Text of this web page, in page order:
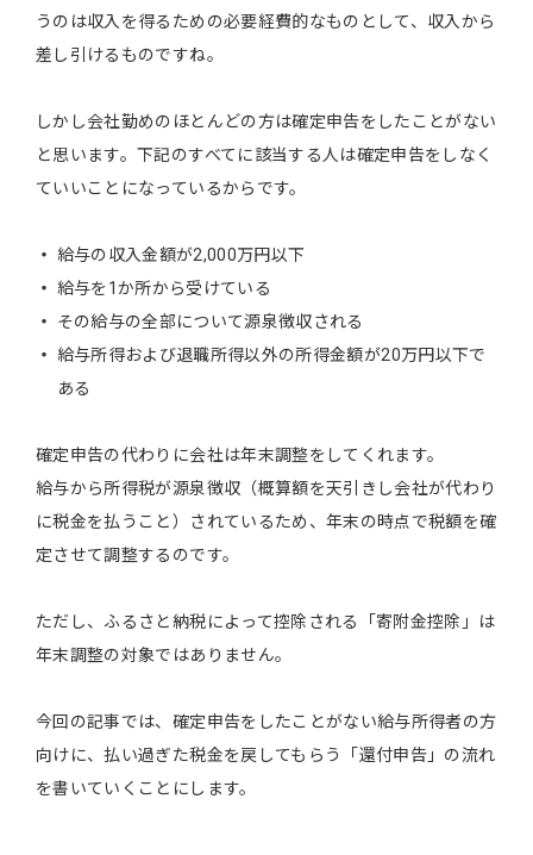
うのは収入を得るための必要経費的なものとして、収入から
差し引けるものですね。
しかし会社勤めのほとんどの方は確定申告をしたことがない
と思います。下記のすべてに該当する人は確定申告をしなく
ていいことになっているからです。
給与の収入金額が2,000万円以下
給与を1か所から受けている
その給与の全部について源泉徴収される
給与所得および退職所得以外の所得金額が20万円以下で
ある
確定申告の代わりに会社は年末調整をしてくれます。
給与から所得税が源泉徴収（概算額を天引きし会社が代わり
に税金を払うこと）されているため、年末の時点で税額を確
定させて調整するのです。
ただし、ふるさと納税によって控除される「寄附金控除」は
年末調整の対象ではありません。
今回の記事では、確定申告をしたことがない給与所得者の方
向けに、払い過ぎた税金を戻してもらう「還付申告」の流れ
を書いていくことにします。